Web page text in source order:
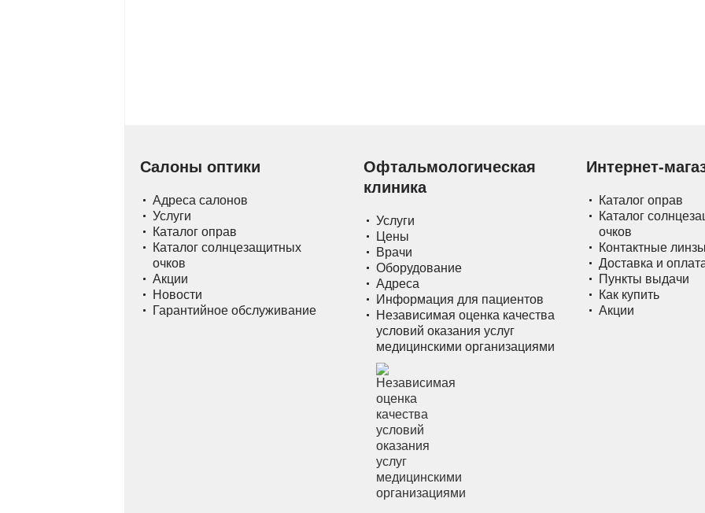
Салоны оптики
Адреса салонов
Услуги
Каталог оправ
Каталог солнцезащитных
очков
Акции
Новости
Гарантийное обслуживание
Офтальмологическая
клиника
Услуги
Цены
Врачи
Оборудование
Адреса
Информация для пациентов
Независимая оценка качества
условий оказания услуг
медицинскими организациями
Интернет-
Каталог оправ
Каталог
очков
Контактные линзы
Доставка и
Пункты выдачи
Как купить
Акции